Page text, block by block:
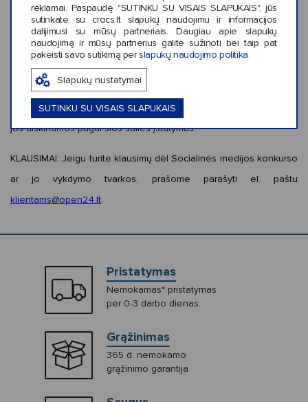
reklamai. Paspaudę "SUTINKU SU VISAIS SLAPUKAIS", jūs
sutinkate su crocs.lt slapukų naudojimu ir informacijos
dalijimusi su mūsų partneriais. Daugiau apie slapukų
naudojimą ir mūsų partnerius galite sužinoti bei taip pat
pakeisti savo sutikimą per slapukų naudojimo politika.
Slapukų nustatymai
SUTINKU SU VISAIS SLAPUKAIS
medijos konkurse ir teikdami asmens duomenis, Jūs sutinkate
gauti su Socialinės medijos konkursu ir Jūsų laimėto „Crocs“
Prizo gavimu susijusius pranešimus.
TAIKOMA TEISĖ: Socialinės medijos konkursams ir šioms
Nuostatoms ir sąlygoms taikomi Lietuvos Respublikos įstatymai,
jos aiškinamos pagal šios šalies įstatymus.
KLAUSIMAI: Jeigu turite klausimų dėl Socialinės medijos konkurso
ar jo vykdymo tvarkos, prašome parašyti el. paštu
klientams@open24.lt
Pristatymas
Nemokamas* pristatymas
per 0-3 darbo dienas.
Grąžinimas
365 d. nemokamo
grąžinimo garantija